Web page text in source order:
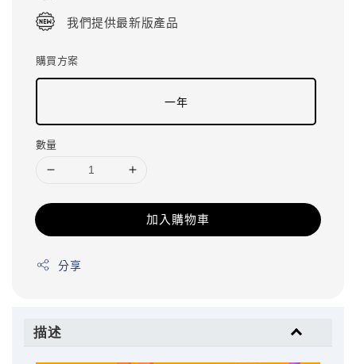
我們提供最新版產品
購買方案
一年
數量
加入購物車
分享
描述